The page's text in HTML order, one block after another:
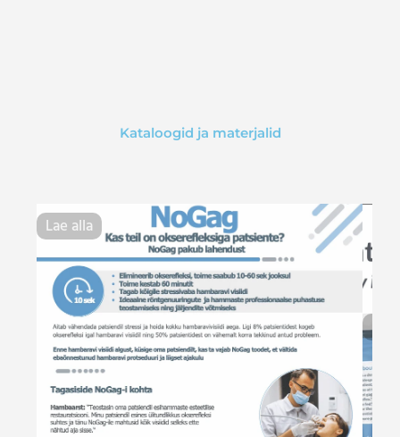
Kataloogid ja materjalid
Lae alla
Lae